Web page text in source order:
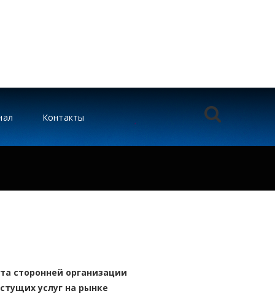
Контакты
сторонней организации
услуг на рынке